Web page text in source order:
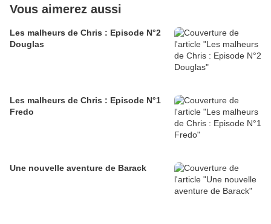
Vous aimerez aussi
Les malheurs de Chris : Episode N°2
Douglas
Les malheurs de Chris : Episode N°1
Fredo
Une nouvelle aventure de Barack